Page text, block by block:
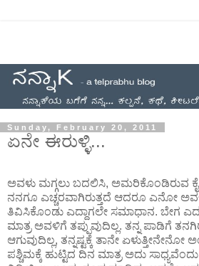
Sunday, February 20, 2011
ಏನೇ ಈರುಳ್ಳಿ...
ಅವಳು ಮಗ್ಗಲು ಬದಲಿಸಿ, ಅಮರಿಕೊಂಡಿರುವ
ನನಗೂ ಎಚ್ಚರವಾಗಿರುತ್ತದೆ ಆದರೂ ಎನೋ
ತಿವಿಸಿಕೊಂಡು ಎದ್ದಾಗಲೇ ಸಮಾಧಾನ. ಬೇಗ
ಮಾತ್ರ ಅವಳಿಗೆ ತಪ್ಪುವುದಿಲ್ಲ. ತನ್ನ ಪಾಡಿಗೆ
ಆಗುವುದಿಲ್ಲ, ತನ್ನಷ್ಟಕ್ಕೆ ತಾನೇ
ಪಶ್ಚಿಮಕ್ಕೆ ಹುಟ್ಟಿದ ದಿನ ಮಾತ್ರ ಅದು